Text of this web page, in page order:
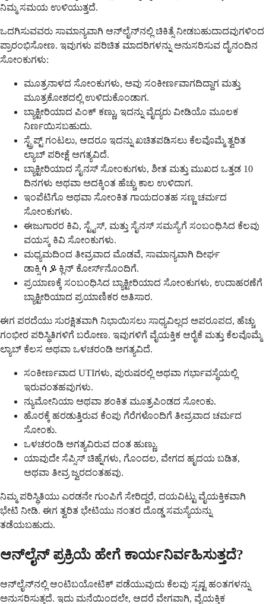
ನಿಮ್ಮ ಸಮಯ ಉಳಿಯುತ್ತದೆ.
ಒದಗಿಸುವವರು ಸಾಮಾನ್ಯವಾಗಿ ಆನ್‌ಲೈನ್‌ನಲ್ಲಿ ಚಿಕಿತ್ಸೆ ನೀಡಬಹುದಾದವುಗಳಿಂದ
ಪ್ರಾರಂಭಿಸೋಣ. ಇವುಗಳು ಪರಿಚಿತ ಮಾದರಿಗಳನ್ನು ಅನುಸರಿಸುವ ದೈನಂದಿನ
ಸೋಂಕುಗಳು:
ಮೂತ್ರನಾಳದ ಸೋಂಕುಗಳು, ಅವು ಸಂಕೀರ್ಣವಾಗದಿದ್ದಾಗ ಮತ್ತು
ಮೂತ್ರಕೋಶದಲ್ಲಿ ಉಳಿದುಕೊಂಡಾಗ.
ಬ್ಯಾಕ್ಟೀರಿಯಾದ ಪಿಂಕ್ ಕಣ್ಣು, ಇದನ್ನು ವೈದ್ಯರು ವೀಡಿಯೊ ಮೂಲಕ
ನಿರ್ಣಯಿಸಬಹುದು.
ಸ್ಟ್ರೆಪ್ಟ್ ಗಂಟಲು, ಆದರೂ ಇದನ್ನು ಖಚಿತಪಡಿಸಲು ಕೆಲವೊಮ್ಮೆ ತ್ವರಿತ
ಲ್ಯಾಬ್ ಪರೀಕ್ಷೆ ಅಗತ್ಯವಿದೆ.
ಬ್ಯಾಕ್ಟೀರಿಯಾದ ಸೈನಸ್ ಸೋಂಕುಗಳು, ಶೀತ ಮತ್ತು ಮುಖದ ಒತ್ತಡ 10
ದಿನಗಳು ಅಥವಾ ಅದಕ್ಕಿಂತ ಹೆಚ್ಚು ಕಾಲ ಉಳಿದಾಗ.
ಇಂಪೆಟಿಗೊ ಅಥವಾ ಸೋಂಕಿತ ಗಾಯದಂತಹ ಸಣ್ಣ ಚರ್ಮದ
ಸೋಂಕುಗಳು.
ಈಜುಗಾರರ ಕಿವಿ, ಸ್ಟೈಸ್, ಮತ್ತು ಸೈನಸ್ ಸಮಸ್ಯೆಗೆ ಸಂಬಂಧಿಸಿದ ಕೆಲವು
ವಯಸ್ಕ ಕಿವಿ ಸೋಂಕುಗಳು.
ಮಧ್ಯಮದಿಂದ ತೀವ್ರವಾದ ಮೊಡವೆ, ಸಾಮಾನ್ಯವಾಗಿ ದೀರ್ಘ
ಡಾಕ್ಸಿሳይಕ್ಲಿನ್ ಕೋರ್ಸ್‌ನೊಂದಿಗೆ.
ಪ್ರಯಾಣಕ್ಕೆ ಸಂಬಂಧಿಸಿದ ಬ್ಯಾಕ್ಟೀರಿಯಾದ ಸೋಂಕುಗಳು, ಉದಾಹರಣೆಗೆ
ಬ್ಯಾಕ್ಟೀರಿಯಾದ ಪ್ರಯಾಣಿಕರ ಅತಿಸಾರ.
ಈಗ ಪರದೆಯು ಸುರಕ್ಷಿತವಾಗಿ ನಿಭಾಯಿಸಲು ಸಾಧ್ಯವಿಲ್ಲದ ಅಪರೂಪದ, ಹೆಚ್ಚು
ಗಂಭೀರ ಪರಿಸ್ಥಿತಿಗಳಿಗೆ ಬರೋಣ. ಇವುಗಳಿಗೆ ವೈಯಕ್ತಿಕ ಆರೈಕೆ ಮತ್ತು ಕೆಲವೊಮ್ಮೆ
ಲ್ಯಾಬ್ ಕೆಲಸ ಅಥವಾ ಒಳಚರಂಡಿ ಅಗತ್ಯವಿದೆ.
ಸಂಕೀರ್ಣವಾದ UTIಗಳು, ಪುರುಷರಲ್ಲಿ ಅಥವಾ ಗರ್ಭಾವಸ್ಥೆಯಲ್ಲಿ
ಇರುವಂತಹವುಗಳು.
ನ್ಯುಮೋನಿಯಾ ಅಥವಾ ಶಂಕಿತ ಮೂತ್ರಪಿಂಡದ ಸೋಂಕು.
ಹೊರಕ್ಕೆ ಹರಡುತ್ತಿರುವ ಕೆಂಪು ಗೆರೆಗಳೊಂದಿಗೆ ತೀವ್ರವಾದ ಚರ್ಮದ
ಸೋಂಕು.
ಒಳಚರಂಡಿ ಅಗತ್ಯವಿರುವ ದಂತ ಹುಣ್ಣು.
ಯಾವುದೇ ಸೆಪ್ಸಿಸ್ ಚಿಹ್ನೆಗಳು, ಗೊಂದಲ, ವೇಗದ ಹೃದಯ ಬಡಿತ,
ಅಥವಾ ತೀವ್ರ ಜ್ವರದಂತಹವು.
ನಿಮ್ಮ ಪರಿಸ್ಥಿತಿಯು ಎರಡನೇ ಗುಂಪಿಗೆ ಸೇರಿದ್ದರೆ, ದಯವಿಟ್ಟು ವೈಯಕ್ತಿಕವಾಗಿ
ಭೇಟಿ ನೀಡಿ. ಈಗ ತ್ವರಿತ ಭೇಟಿಯು ನಂತರ ದೊಡ್ಡ ಸಮಸ್ಯೆಯನ್ನು
ತಡೆಯಬಹುದು.
ಆನ್‌ಲೈನ್ ಪ್ರಕ್ರಿಯೆ ಹೇಗೆ ಕಾರ್ಯನಿರ್ವಹಿಸುತ್ತದೆ?
ಆನ್‌ಲೈನ್‌ನಲ್ಲಿ ಆಂಟಿಬಯೋಟಿಕ್ ಪಡೆಯುವುದು ಕೆಲವು ಸ್ಪಷ್ಟ ಹಂತಗಳನ್ನು
ಅನುಸರಿಸುತ್ತದೆ. ಇದು ಮನೆಯಿಂದಲೇ, ಆದರೆ ವೇಗವಾಗಿ, ವೈಯಕ್ತಿಕ